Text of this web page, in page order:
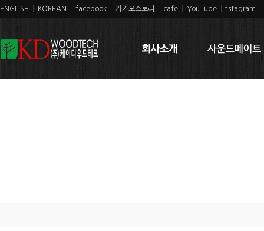
ENGLISH KOREAN facebook 카카오스토리 cafe YouTube Instagram